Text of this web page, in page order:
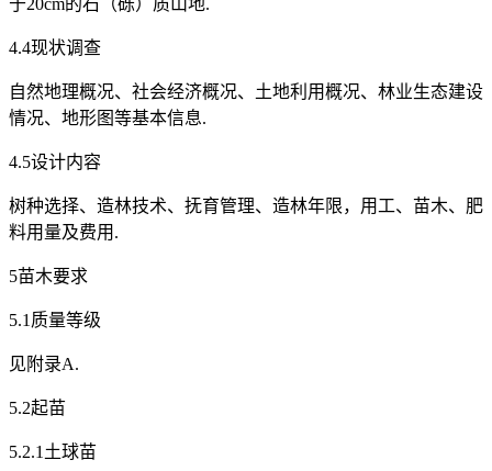
于20cm的石（砾）质山地.
4.4现状调查
自然地理概况、社会经济概况、土地利用概况、林业生态建设
情况、地形图等基本信息.
4.5设计内容
树种选择、造林技术、抚育管理、造林年限，用工、苗木、肥
料用量及费用.
5苗木要求
5.1质量等级
见附录A.
5.2起苗
5.2.1土球苗